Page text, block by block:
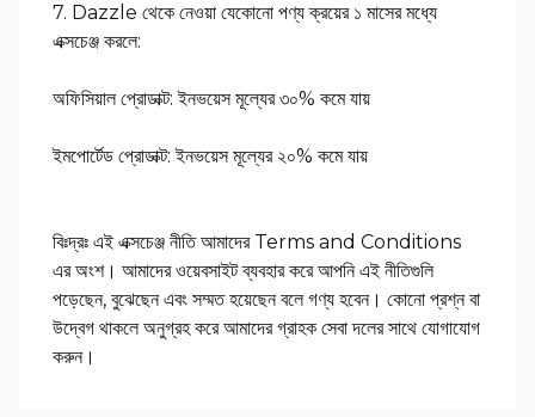
7. Dazzle থেকে নেওয়া যেকোনো পণ্য ক্রয়ের ১ মাসের মধ্যে
এক্সচেঞ্জ করলে:
অফিসিয়াল প্রোডাক্ট: ইনভয়েস মূল্যের ৩০% কমে যায়
ইমপোর্টেড প্রোডাক্ট: ইনভয়েস মূল্যের ২০% কমে যায়
বিঃদ্রঃ এই এক্সচেঞ্জ নীতি আমাদের Terms and Conditions
এর অংশ। আমাদের ওয়েবসাইট ব্যবহার করে আপনি এই নীতিগুলি
পড়েছেন, বুঝেছেন এবং সম্মত হয়েছেন বলে গণ্য হবেন। কোনো প্রশ্ন বা
উদ্বেগ থাকলে অনুগ্রহ করে আমাদের গ্রাহক সেবা দলের সাথে যোগাযোগ
করুন।